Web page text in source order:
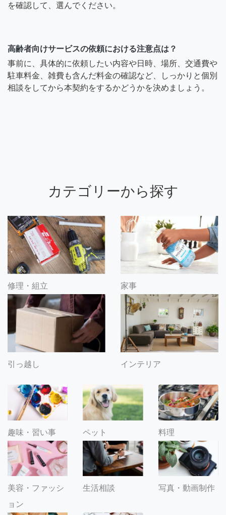
を確認して、選んでください。
高齢者向けサービスの依頼における注意点は？
事前に、具体的に依頼したい内容や日時、場所、交通費や
駐車料金、雑費も含んだ料金の確認など、しっかりと個別
相談をしてから本契約をするかどうかを決めましょう。
カテゴリーから探す
修理・組立 家事
引っ越し インテリア
趣味・習い事 ペット 料理
美容・ファッシ
ョン
生活相談 写真・動画制作